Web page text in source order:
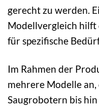
gerecht zu werden.
Modellvergleich hilft
für spezifische
Im Rahmen der
mehrere Modelle
Saugrobotern bis